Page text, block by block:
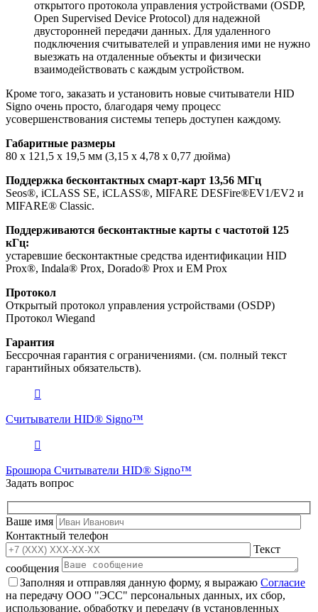
открытого протокола управления устройствами (OSDP,
Open Supervised Device Protocol) для надежной
двусторонней передачи данных. Для удаленного
подключения считывателей и управления ими не нужно
выезжать на отдаленные объекты и физически
взаимодействовать с каждым устройством.
Кроме того, заказать и установить новые считыватели HID
Signo очень просто, благодаря чему процесс
усовершенствования системы теперь доступен каждому.
Габаритные размеры
80 x 121,5 x 19,5 мм (3,15 x 4,78 x 0,77 дюйма)
Поддержка бесконтактных смарт-карт 13,56 МГц
Seos®, iCLASS SE, iCLASS®, MIFARE DESFire®EV1/EV2 и
MIFARE® Classic.
Поддерживаются бесконтактные карты с частотой 125
кГц:
устаревшие бесконтактные средства идентификации HID
Prox®, Indala® Prox, Dorado® Prox и EM Prox
Протокол
Открытый протокол управления устройствами (OSDP)
Протокол Wiegand
Гарантия
Бессрочная гарантия с ограничениями. (см. полный текст
гарантийных обязательств).
Считыватели HID® Signo™
Брошюра Считыватели HID® Signo™
Задать вопрос
Ваше имя
Контактный телефон
Текст
сообщения
Заполняя и отправляя данную форму, я выражаю Согласие
на передачу ООО "ЭСС" персональных данных, их сбор,
использование, обработку и передачу (в установленных